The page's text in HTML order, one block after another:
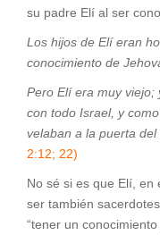
su padre Elí al ser
Los hijos de Elí eran
conocimiento de
Pero Elí era muy viejo;
con todo Israel, y
velaban a la puerta
2:12; 22)
No sé si es que Elí, en
ser también
“tener un